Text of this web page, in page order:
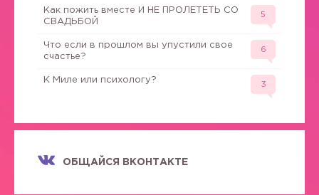
Как пожить вместе И НЕ ПРОЛЕТЕТЬ СО
СВАДЬБОЙ
5
Что если в прошлом вы упустили свое
счастье?
6
К Миле или психологу?
3
ОБЩАЙСЯ ВКОНТАКТЕ